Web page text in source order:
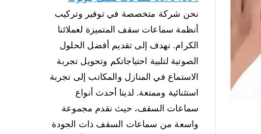
نحن شركة متخصصة في توفير وتركيب
أنظمة سماعات سقف المتميزة لعملائنا
الكرام. نهدف إلى تقديم أفضل الحلول
الصوتية لتلبية احتياجاتكم وتحويل تجربة
الاستماع في المنازل والمكاتب إلى تجربة
استثنائية وممتعة. لدينا أحدث أنواع
سماعات السقف، حيث نقدم مجموعة
واسعة من سماعات السقف ذات الجودة